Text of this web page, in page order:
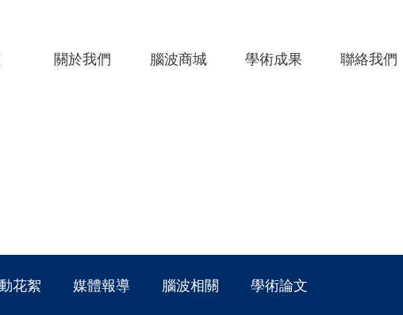
關於我們 腦波商城 學術成果 聯絡我們
花絮 媒體報導 腦波相關 學術論文